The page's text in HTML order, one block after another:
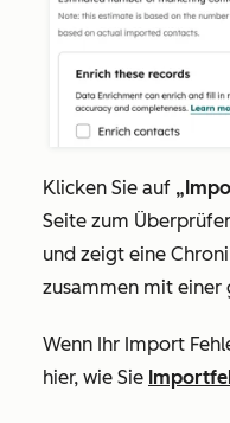
Klicken Sie auf
Seite zum
und zeigt eine
zusammen mit einer
Wenn Ihr Import
hier, wie Sie